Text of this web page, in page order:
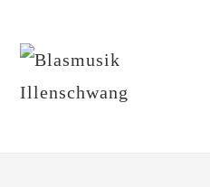
springen